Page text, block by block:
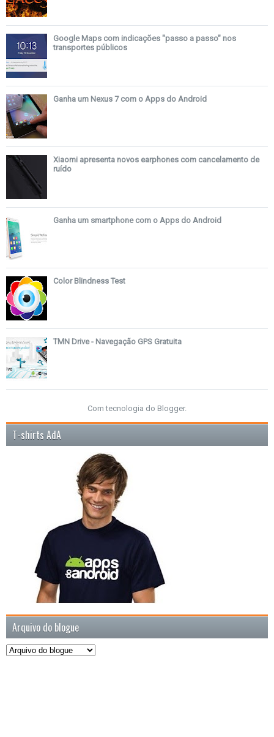
Google Maps com indicações "passo a passo" nos
transportes públicos
Ganha um Nexus 7 com o Apps do Android
Xiaomi apresenta novos earphones com cancelamento de
ruído
Ganha um smartphone com o Apps do Android
Color Blindness Test
TMN Drive - Navegação GPS Gratuita
Com tecnologia do Blogger.
T-shirts AdA
Arquivo do blogue